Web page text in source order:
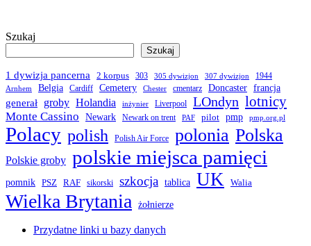
Szukaj
Szukaj
1 dywizja pancerna 2 korpus 303 305 dywizjon 307 dywizjon 1944
Arnhem Belgia Cardiff Cemetery Chester cmentarz Doncaster francja
generał
groby Holandia inżynier Liverpool LOndyn lotnicy
Monte Cassino Newark Newark on trent PAF pilot pmp pmp.org.pl
Polacy polish Polish Air Force polonia Polska
Polskie groby polskie miejsca pamięci
pomnik PSZ RAF sikorski szkocja tablica UK Walia
Wielka Brytania żołnierze
Przydatne linki u bazy danych